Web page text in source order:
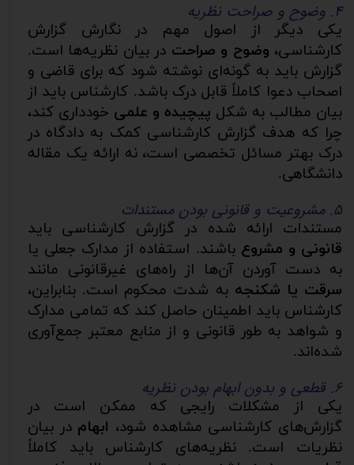
۴. وضوح و صراحت نظریه
یکی دیگر از اصول مهم در نگارش گزارش
کارشناسی، وضوح و صراحت در بیان نظریه‌ها است.
گزارش باید به گونه‌ای نوشته شود که برای قاضی و
اصحاب دعوا کاملاً قابل درک باشد. کارشناس باید از
بیان مطالب به شکل پیچیده و علمی خودداری کند،
چرا که هدف گزارش کارشناسی کمک به دادگاه در
درک بهتر مسائل تخصصی است، نه ارائه یک مقاله
دانشگاهی.
۵. مشروعیت و قانونی بودن مستندات
مستندات ارائه شده در گزارش کارشناسی باید
قانونی و مشروع باشند. استفاده از مدارک جعلی یا
به دست آوردن آن‌ها از راه‌های غیرقانونی مانند
سرقت یا شکنجه به شدت محکوم است. بنابراین،
کارشناس باید اطمینان حاصل کند که تمامی مدارک
و شواهد به طور قانونی و از منابع معتبر جمع‌آوری
شده‌اند.
۶. قطعی و بدون ابهام بودن نظریه
یکی از مشکلات رایجی که ممکن است در
گزارش‌های کارشناسی مشاهده شود، ابهام در بیان
نظریات است. نظریه‌های کارشناس باید کاملاً